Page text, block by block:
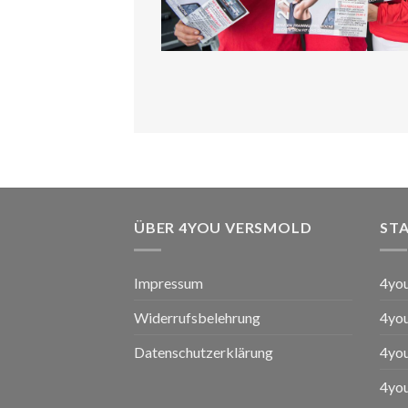
ÜBER 4YOU VERSMOLD
Impressum
Widerrufsbelehrung
Datenschutzerklärung